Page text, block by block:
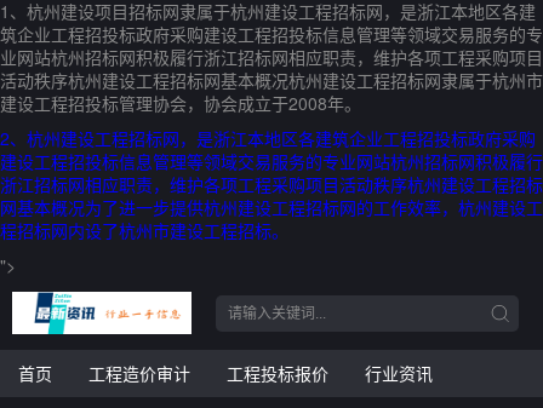
1、杭州建设项目招标网隶属于杭州建设工程招标网，是浙江本地区各建
筑企业工程招投标政府采购建设工程招投标信息管理等领域交易服务的专
业网站杭州招标网积极履行浙江招标网相应职责，维护各项工程采购项目
活动秩序杭州建设工程招标网基本概况杭州建设工程招标网隶属于杭州市
建设工程招投标管理协会，协会成立于2008年。
2、杭州建设工程招标网，是浙江本地区各建筑企业工程招投标政府采购
建设工程招投标信息管理等领域交易服务的专业网站杭州招标网积极履行
浙江招标网相应职责，维护各项工程采购项目活动秩序杭州建设工程招标
网基本概况为了进一步提供杭州建设工程招标网的工作效率，杭州建设工
程招标网内设了杭州市建设工程招标。
">
首页 工程造价审计 工程投标报价 行业资讯